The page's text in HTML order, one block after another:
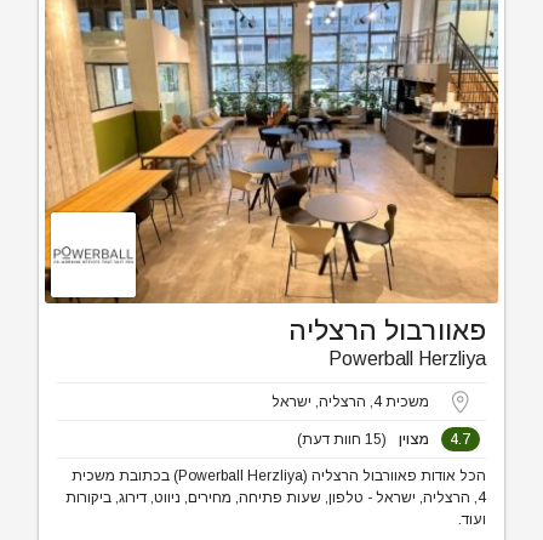
פאוורבול הרצליה
Powerball Herzliya
משכית 4, הרצליה, ישראל
4.7 מצוין (15 חוות דעת)
הכל אודות פאוורבול הרצליה (Powerball Herzliya) בכתובת משכית
4, הרצליה, ישראל - טלפון, שעות פתיחה, מחירים, ניווט, דירוג, ביקורות
ועוד.